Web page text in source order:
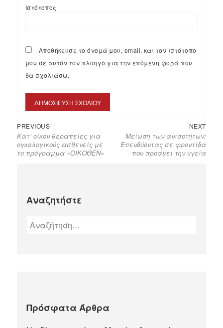
Ιστότοπος
Αποθήκευσε το όνομά μου, email, και τον ιστότοπο
μου σε αυτόν τον πλοηγό για την επόμενη φορά που
θα σχολιάσω.
PREVIOUS
Κατ’ οίκον θεραπείες για
ογκολογικούς ασθενείς με
το πρόγραμμα «ΟΙΚΟΘΕΝ»
NEXT
Μείωση των ανισοτήτων:
Επενδύοντας σε φροντίδα
που προάγει την υγεία
Αναζητήστε
Πρόσφατα Άρθρα